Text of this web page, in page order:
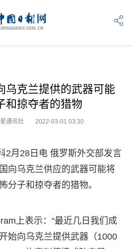
乌克兰提供的武器可能
和掠夺者的猎物
通讯社 2022-03-01 03:30
2月28日电 俄罗斯外交部发言
向乌克兰供应的武器可能将
分子和掠夺者的猎物。
上表示：“最近几日我们成
始向乌克兰提供武器（1000